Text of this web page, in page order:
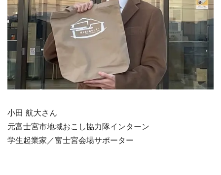
小田 航大さん
元富士宮市地域おこし協力隊インターン
学生起業家／富士宮会場サポーター